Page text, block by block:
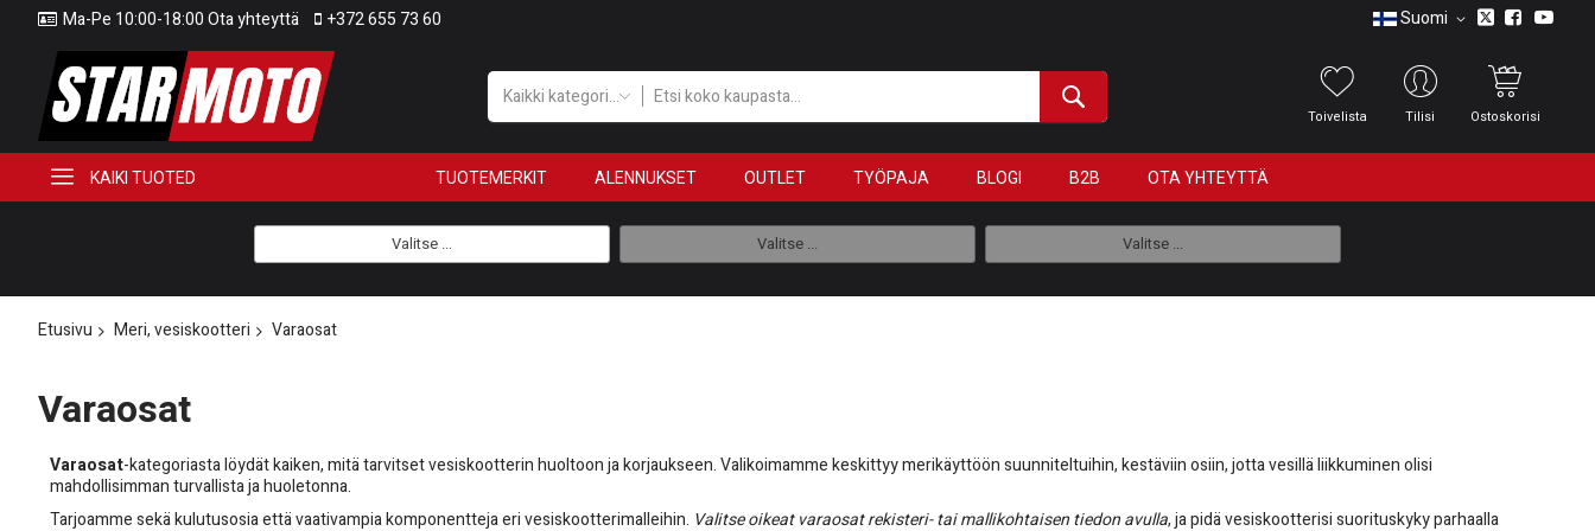
Ma-Pe 10:00-18:00 Ota yhteyttä +372 655 73 60 Suomi
Kaikki kategoriat
Toivelista Tilisi Ostoskorisi
KAIKI TUOTED TUOTEMERKIT ALENNUKSET OUTLET TYÖPAJA BLOGI B2B OTA YHTEYTTÄ
Valitse ... Valitse ... Valitse ...
Etusivu Meri, vesiskootteri Varaosat
Varaosat
Varaosat-kategoriasta löydät kaiken, mitä tarvitset vesiskootterin huoltoon ja korjaukseen. Valikoimamme keskittyy merikäyttöön suunniteltuihin, kestäviin osiin, jotta vesillä liikkuminen olisi
mahdollisimman turvallista ja huoletonna.
Tarjoamme sekä kulutusosia että vaativampia komponentteja eri vesiskootterimalleihin. Valitse oikeat varaosat rekisteri- tai mallikohtaisen tiedon avulla, ja pidä vesiskootterisi suorituskyky parhaalla